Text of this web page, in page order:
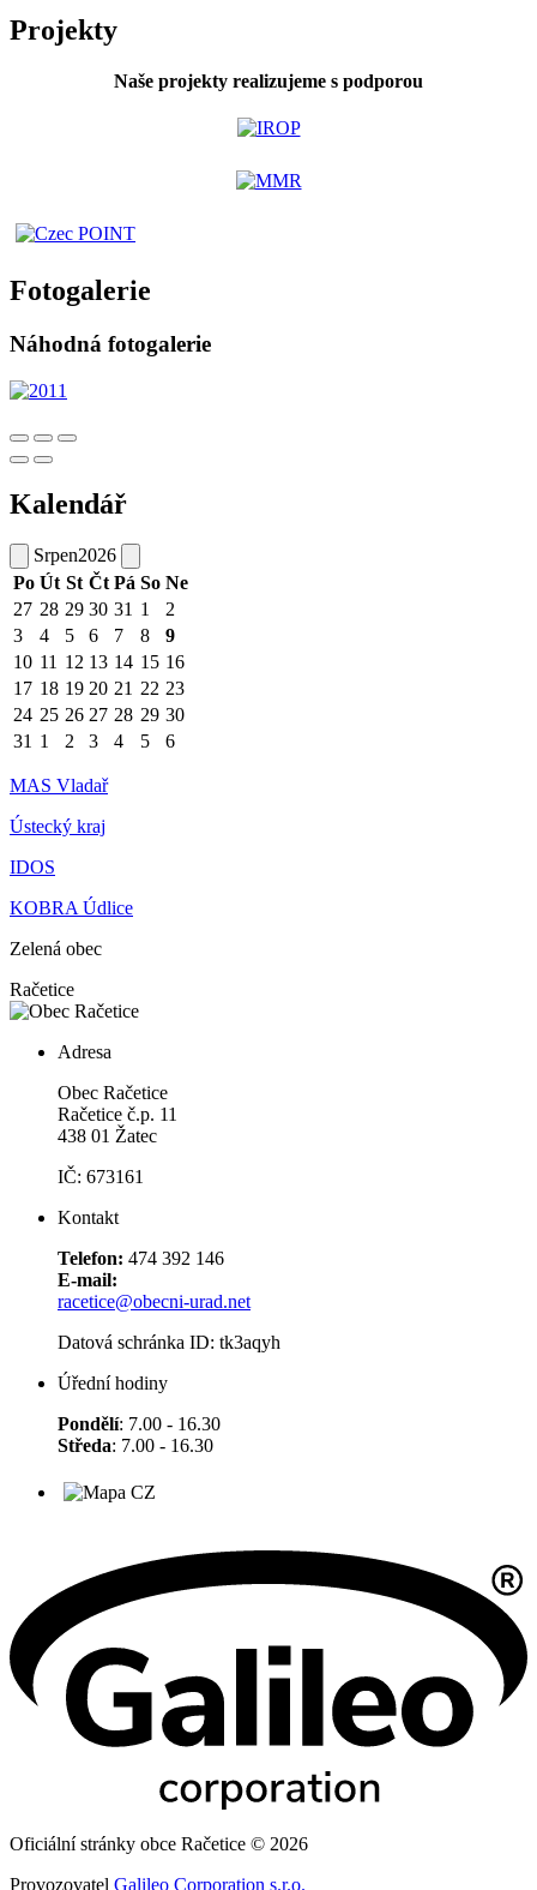
Projekty
Naše projekty realizujeme s podporou
Fotogalerie
Náhodná fotogalerie
Kalendář
Srpen2026
Po Út St Čt Pá So Ne
27 28 29 30 31 1
2
3
4 5 6 7 8
9
10 11 12 13 14 15 16
17 18 19 20 21 22 23
24 25 26 27 28 29 30
31 1 2 3 4 5 6
MAS Vladař
Ústecký kraj
IDOS
KOBRA Údlice
Zelená obec
Račetice
Adresa
Obec Račetice
Račetice č.p. 11
438 01 Žatec
IČ: 673161
Kontakt
Telefon: 474 392 146
E-mail:
racetice@obecni-urad.net
Datová schránka ID: tk3aqyh
Úřední hodiny
Pondělí: 7.00 - 16.30
Středa: 7.00 - 16.30
Oficiální stránky obce Račetice © 2026
Provozovatel Galileo Corporation s.r.o.